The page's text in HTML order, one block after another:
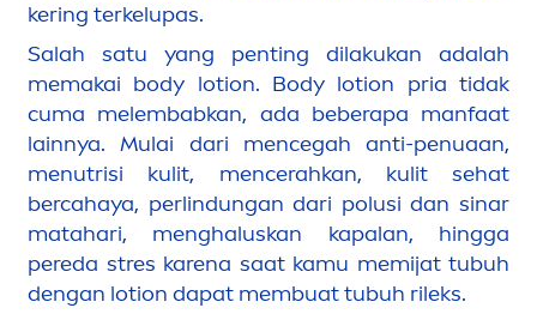
kering terkelupas.
Salah satu yang penting dilakukan adalah
memakai body lotion. Body lotion pria tidak
cuma melembabkan, ada beberapa manfaat
lainnya. Mulai dari mencegah anti-penuaan,
menutrisi kulit, mencerahkan, kulit sehat
bercahaya, perlindungan dari polusi dan sinar
matahari, menghaluskan kapalan, hingga
pereda stres karena saat kamu memijat tubuh
dengan lotion dapat membuat tubuh rileks.